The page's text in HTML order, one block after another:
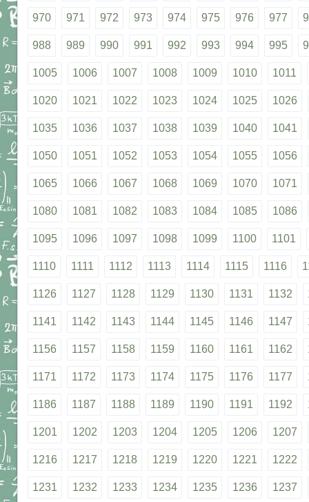
970 971 972 973 974 975 976 977
988 989 990 991 992 993 994 995
1005 1006 1007 1008 1009 1010 1011
1020 1021 1022 1023 1024 1025 1026
1035 1036 1037 1038 1039 1040 1041
1050 1051 1052 1053 1054 1055 1056
1065 1066 1067 1068 1069 1070 1071
1080 1081 1082 1083 1084 1085 1086
1095 1096 1097 1098 1099 1100 1101
1110 1111 1112 1113 1114 1115 1116
1126 1127 1128 1129 1130 1131 1132
1141 1142 1143 1144 1145 1146 1147
1156 1157 1158 1159 1160 1161 1162
1171 1172 1173 1174 1175 1176 1177
1186 1187 1188 1189 1190 1191 1192
1201 1202 1203 1204 1205 1206 1207
1216 1217 1218 1219 1220 1221 1222
1231 1232 1233 1234 1235 1236 1237